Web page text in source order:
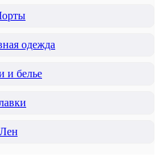
одежда
и белье
Лен